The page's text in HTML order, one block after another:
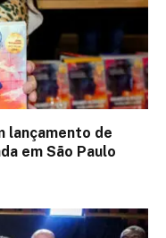
lançamento de
em São Paulo